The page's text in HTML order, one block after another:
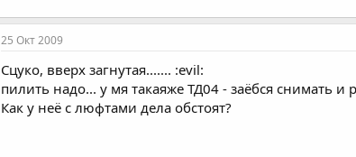
25 Окт 2009
Сцуко, вверх загнутая....... :evil:
пилить надо... у мя такаяже ТД04 - заёбся снимать и
Как у неё с люфтами дела обстоят?